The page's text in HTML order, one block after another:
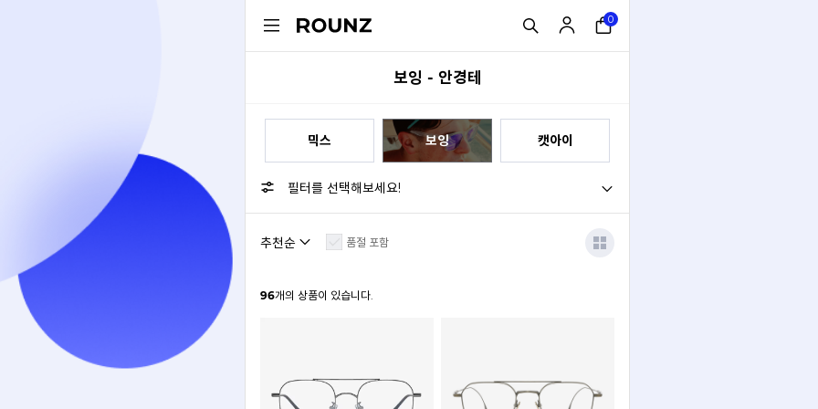
0
보잉 - 안경테
믹스 보잉 캣아이
필터를 선택해보세요!
품절 포함
96개의 상품이 있습니다.